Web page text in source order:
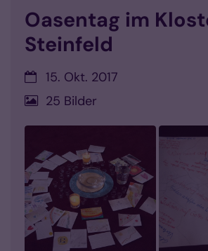
Oasentag im
Steinfeld
Datum:15. Okt. 2017
25 Bilder